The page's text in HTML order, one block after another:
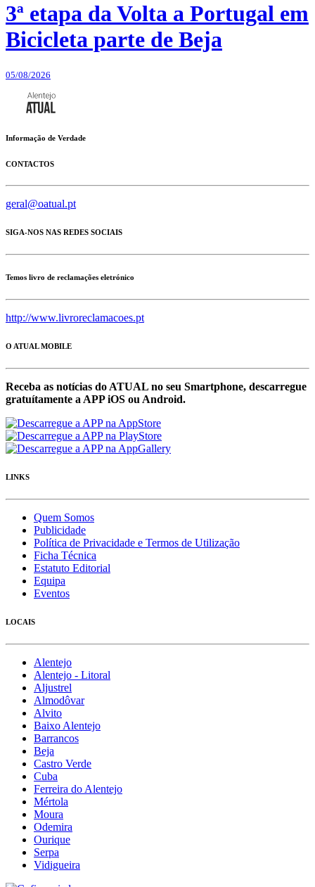
3ª etapa da Volta a Portugal em
Bicicleta parte de Beja
05/08/2026
Informação de Verdade
CONTACTOS
geral@oatual.pt
SIGA-NOS NAS REDES SOCIAIS
Temos livro de reclamações eletrónico
http://www.livroreclamacoes.pt
O ATUAL MOBILE
Receba as notícias do ATUAL no seu Smartphone, descarregue
gratuítamente a APP iOS ou Android.
LINKS
Quem Somos
Publicidade
Política de Privacidade e Termos de Utilização
Ficha Técnica
Estatuto Editorial
Equipa
Eventos
LOCAIS
Alentejo
Alentejo - Litoral
Aljustrel
Almodôvar
Alvito
Baixo Alentejo
Barrancos
Beja
Castro Verde
Cuba
Ferreira do Alentejo
Mértola
Moura
Odemira
Ourique
Serpa
Vidigueira